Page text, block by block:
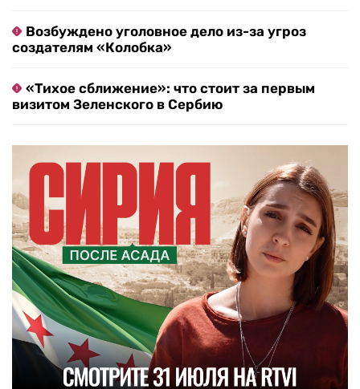
Возбуждено уголовное дело из-за угроз
создателям «Колобка»
«Тихое сближение»: что стоит за первым
визитом Зеленского в Сербию